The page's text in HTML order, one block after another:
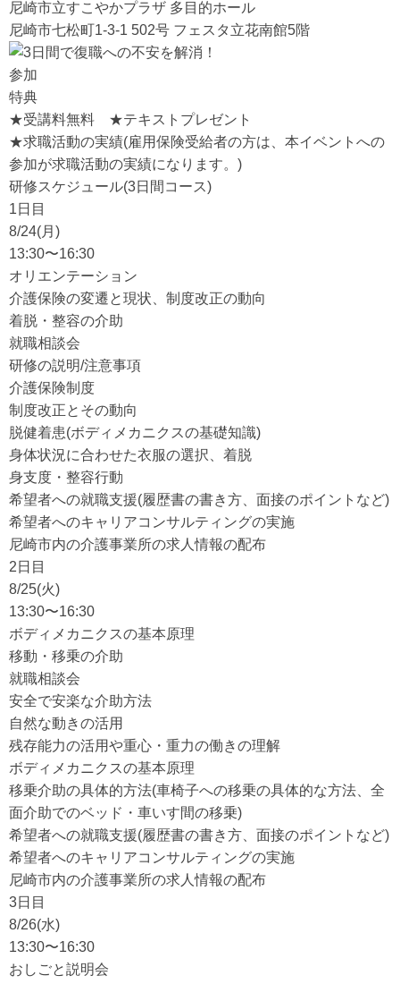
尼崎市立すこやかプラザ 多目的ホール
尼崎市七松町1-3-1 502号 フェスタ立花南館5階
参加
特典
★受講料無料 ★テキストプレゼント
★求職活動の実績(雇用保険受給者の方は、本イベントへの
参加が求職活動の実績になります。)
研修スケジュール(3日間コース)
1日目
8/24(月)
13:30〜16:30
オリエンテーション
介護保険の変遷と現状、制度改正の動向
着脱・整容の介助
就職相談会
研修の説明/注意事項
介護保険制度
制度改正とその動向
脱健着患(ボディメカニクスの基礎知識)
身体状況に合わせた衣服の選択、着脱
身支度・整容行動
希望者への就職支援(履歴書の書き方、面接のポイントなど)
希望者へのキャリアコンサルティングの実施
尼崎市内の介護事業所の求人情報の配布
2日目
8/25(火)
13:30〜16:30
ボディメカニクスの基本原理
移動・移乗の介助
就職相談会
安全で安楽な介助方法
自然な動きの活用
残存能力の活用や重心・重力の働きの理解
ボディメカニクスの基本原理
移乗介助の具体的方法(車椅子への移乗の具体的な方法、全
面介助でのベッド・車いす間の移乗)
希望者への就職支援(履歴書の書き方、面接のポイントなど)
希望者へのキャリアコンサルティングの実施
尼崎市内の介護事業所の求人情報の配布
3日目
8/26(水)
13:30〜16:30
おしごと説明会